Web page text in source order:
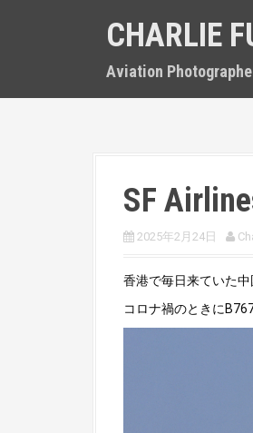
CHARLIE
Aviation
SF
2025年2月24日
香港で毎日来ていた
コロナ禍のときに